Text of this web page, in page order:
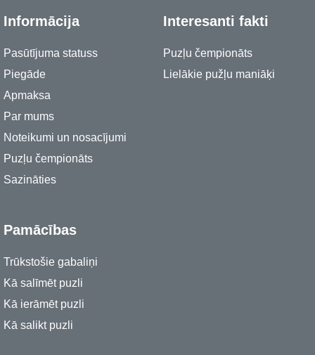
Informācija
Pasūtījuma statuss
Piegāde
Apmaksa
Par mums
Noteikumi un nosacījumi
Puzļu čempionāts
Sazināties
Interesanti fakti
Puzļu čempionāts
Lielākie pužļu maniāķi
Pamācības
Trūkstošie gabaliņi
Kā salīmēt puzli
Kā ierāmēt puzli
Kā salikt puzli